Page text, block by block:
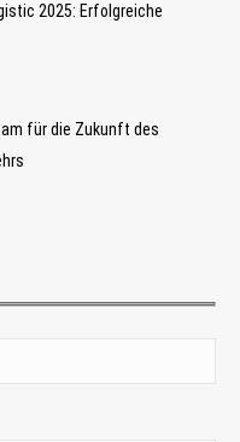
2025: Erfolgreiche
für die Zukunft des